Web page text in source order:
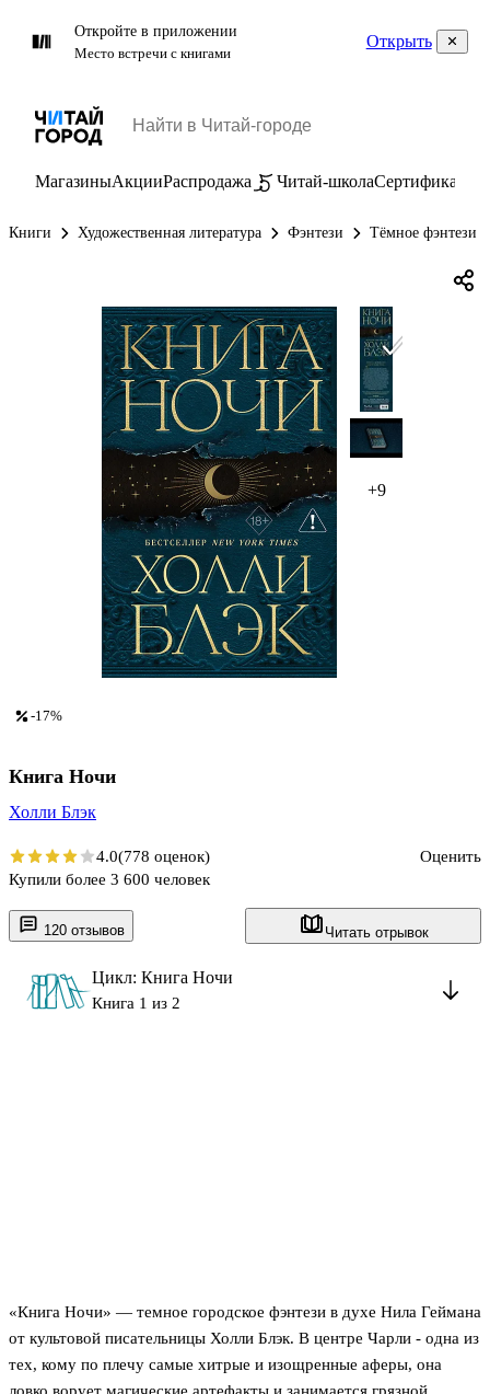
Откройте в приложении
Место встречи с книгами
Открыть
МагазиныАкцииРаспродажа Читай-школаСертификаты
Книги Художественная литература Фэнтези Тёмное фэнтези
+9
120 отзывов Читать отрывок
Цикл: Книга Ночи
Книга 1 из 2
«Книга Ночи» — темное городское фэнтези в духе Нила Геймана
от культовой писательницы Холли Блэк. В центре Чарли - одна из
тех, кому по плечу самые хитрые и изощренные аферы, она
-17%
Книга Ночи
Холли Блэк
4.0(778 оценок)
Оценить
Купили более 3 600 человек